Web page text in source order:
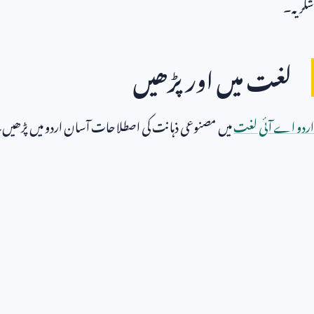
لغت میں اور پڑھیں
اردو اے آئی لغتمیں مصنوعی ذہانت کی اصطلاحات آسان اردو میں